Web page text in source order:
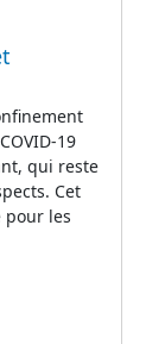
19
qui reste
Cet
les